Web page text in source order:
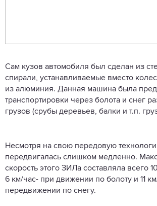
Сам кузов автомобиля был сделан из
спирали, устанавливаемые вместо
из алюминия. Данная машина была
транспортировки через болота и снег
грузов (срубы деревьев, балки и т.п.
Несмотря на свою передовую
передвигалась слишком медленно.
скорость этого ЗИЛа составляла всего
6 км/час- при движении по болоту и 11
передвижении по снегу.